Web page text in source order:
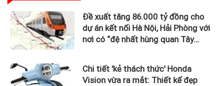
Đề xuất tăng 86.000 tỷ đồng cho
dự án kết nối Hà Nội, Hải Phòng với
nơi có “đệ nhất hùng quan Tây
Chi tiết 'kẻ thách thức' Honda
Vision vừa ra mắt: Thiết kế đẹp